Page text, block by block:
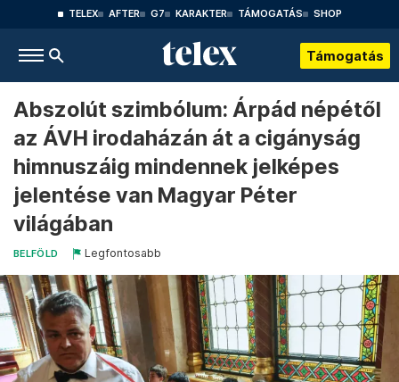
TELEX AFTER G7 KARAKTER TÁMOGATÁS SHOP
Támogatás
Abszolút szimbólum: Árpád népétől
az ÁVH irodaházán át a cigányság
himnuszáig mindennek jelképes
jelentése van Magyar Péter
világában
BELFÖLD Legfontosabb